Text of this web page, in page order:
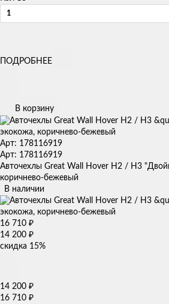
ПОДРОБНЕЕ
В корзину
Арт: 178116919
Арт: 178116919
Авточехлы Great Wall Hover H2 / H3
коричнево-бежевый
В наличии
16 710 ₽
14 200 ₽
скидка 15%
14 200 ₽
16 710 ₽